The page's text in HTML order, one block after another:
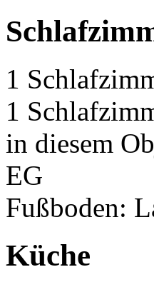
1
1
in diesem
EG
Fußboden:
Küche